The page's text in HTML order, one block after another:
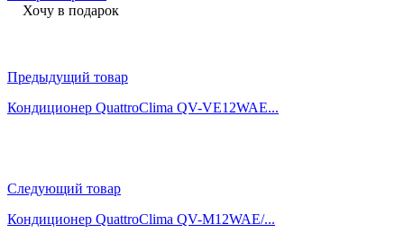
Хочу в подарок
Предыдущий товар
Кондиционер QuattroСlima QV-VE12WAE...
Следующий товар
Кондиционер QuattroСlima QV-M12WAE/...